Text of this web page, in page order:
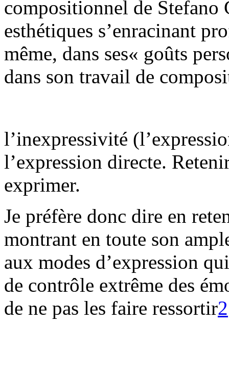
compositionnel de Stefano
esthétiques s’enracinant
même, dans ses« goûts
dans son travail de
l’inexpressivité
l’expression directe.
exprimer.
Je préfère donc dire en
montrant en toute son
aux modes d’expression
de contrôle extrême des
de ne pas les faire ressortir2